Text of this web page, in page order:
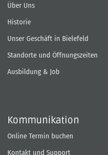
Über Uns
Historie
Unser Geschäft in Bielefeld
Standorte und Öffnungszeiten
Ausbildung & Job
Kommunikation
Online Termin buchen
Kontakt und Support